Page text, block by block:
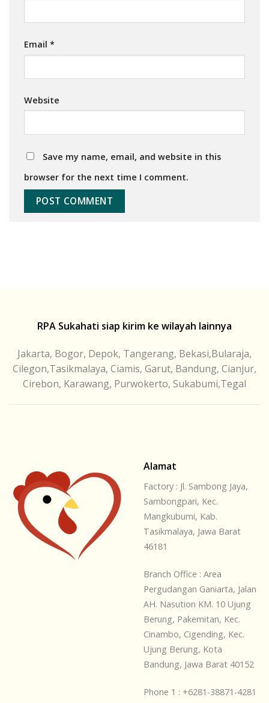
Email *
Website
Save my name, email, and website in this
browser for the next time I comment.
RPA Sukahati siap kirim ke wilayah lainnya
Jakarta, Bogor, Depok, Tangerang, Bekasi,Bularaja,
Cilegon,Tasikmalaya, Ciamis, Garut, Bandung, Cianjur,
Cirebon, Karawang, Purwokerto, Sukabumi,Tegal
Alamat
Factory : Jl. Sambong Jaya,
Sambongpari, Kec.
Mangkubumi, Kab.
Tasikmalaya, Jawa Barat
46181
Branch Office : Area
Pergudangan Ganiarta, Jalan
AH. Nasution KM. 10 Ujung
Berung, Pakemitan, Kec.
Cinambo, Cigending, Kec.
Ujung Berung, Kota
Bandung, Jawa Barat 40152
Phone 1 : +6281-38871-4281